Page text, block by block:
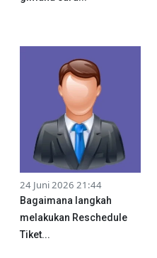
24 Juni 2026 21:44
Bagaimana langkah
melakukan Reschedule
Tiket...